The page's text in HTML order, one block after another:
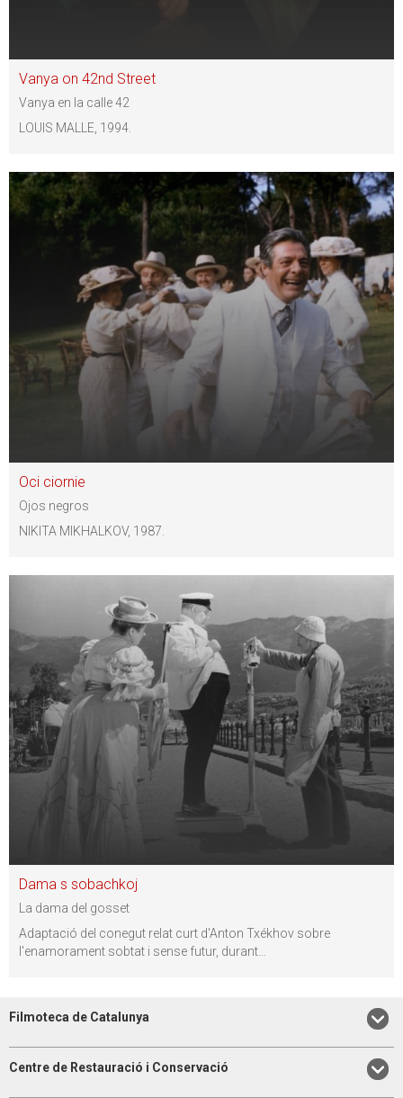
Vanya on 42nd Street
Vanya en la calle 42
LOUIS MALLE, 1994.
Oci ciornie
Ojos negros
NIKITA MIKHALKOV, 1987.
Dama s sobachkoj
La dama del gosset
Adaptació del conegut relat curt d'Anton Txékhov sobre
l'enamorament sobtat i sense futur, durant
Filmoteca de Catalunya
Centre de Restauració i Conservació